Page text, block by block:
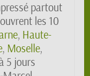
partout
les 10
, Haute-
, Moselle,
5 jours